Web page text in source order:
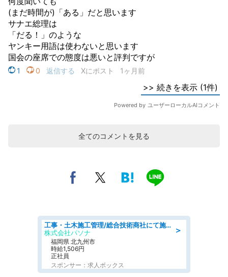
全てのコメントを見る
＞
工事・土木施工管理/総合技術商社にて施工管理のお仕事/即日勤務可/車通勤可/工事・土木施工管理/生産・品質管理
株式会社パソナ
福岡県 北九州市
時給1,506円
正社員
スポンサー：求人ボックス